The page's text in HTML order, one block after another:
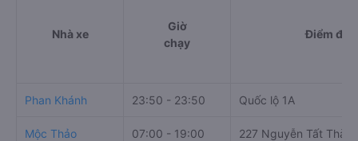
Nhà xe
Giờ
chạy
Điểm đi
Phan Khánh 23:50 - 23:50 Quốc lộ 1A
Mộc Thảo 07:00 - 19:00 227 Nguyễn Tất Thành